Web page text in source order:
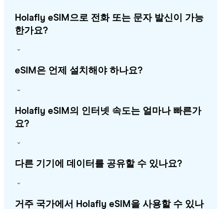
Holafly eSIM으로 전화 또는 문자 발신이 가능
한가요?
eSIM은 언제 설치해야 하나요?
Holafly eSIM의 인터넷 속도는 얼마나 빠른가
요?
다른 기기에 데이터를 공유할 수 있나요?
거주 국가에서 Holafly eSIM을 사용할 수 있나